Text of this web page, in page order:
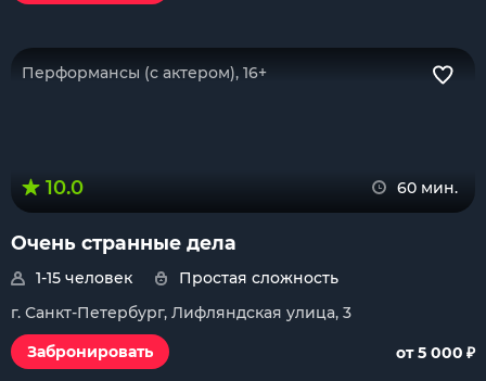
Перформансы (с актером), 16+
10.0 60 мин.
Очень странные дела
1-15 человек
Простая сложность
г. Санкт-Петербург, Лифляндская улица, 3
Забронировать
от 5 000 ₽